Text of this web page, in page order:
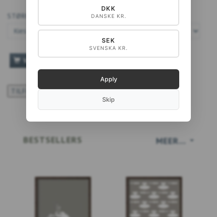
STØRRELSE:
VOEG TOE AAN WINKELWAGEN
TILFØJ TIL ØNSKESKYEN
MEER...
BESTSELLERS
DKK
DANSKE KR.
SEK
SVENSKA KR.
Apply
Skip